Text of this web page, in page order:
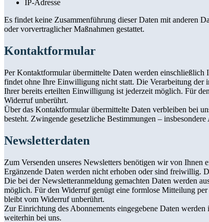
IP-Adresse
Es findet keine Zusammenführung dieser Daten mit anderen
oder vorvertraglicher Maßnahmen gestattet.
Kontaktformular
Per Kontaktformular übermittelte Daten werden einschließlich
findet ohne Ihre Einwilligung nicht statt. Die Verarbeitung
Ihrer bereits erteilten Einwilligung ist jederzeit möglich. Für
Widerruf unberührt.
Über das Kontaktformular übermittelte Daten verbleiben bei
besteht. Zwingende gesetzliche Bestimmungen –
Newsletterdaten
Zum Versenden unseres Newsletters benötigen wir von
Ergänzende Daten werden nicht erhoben oder sind freiwillig.
Die bei der Newsletteranmeldung gemachten Daten werden
möglich. Für den Widerruf genügt eine formlose Mitteilung
bleibt vom Widerruf unberührt.
Zur Einrichtung des Abonnements eingegebene Daten
weiterhin bei uns.